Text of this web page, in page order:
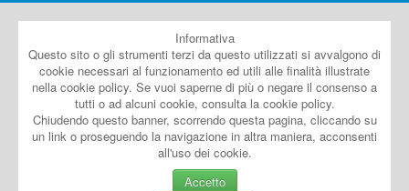
Informativa
Questo sito o gli strumenti terzi da questo utilizzati si avvalgono di
cookie necessari al funzionamento ed utili alle finalità illustrate
nella cookie policy. Se vuoi saperne di più o negare il consenso a
tutti o ad alcuni cookie, consulta la cookie policy.
Chiudendo questo banner, scorrendo questa pagina, cliccando su
un link o proseguendo la navigazione in altra maniera, acconsenti
all'uso dei cookie.
Accetto